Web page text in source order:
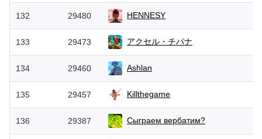
132 29480 HENNESY
133 29473 アクセル・チパナ
134 29460 Ashlan
135 29457 Killthegame
136 29387 Сыгрaем вeрбатим?